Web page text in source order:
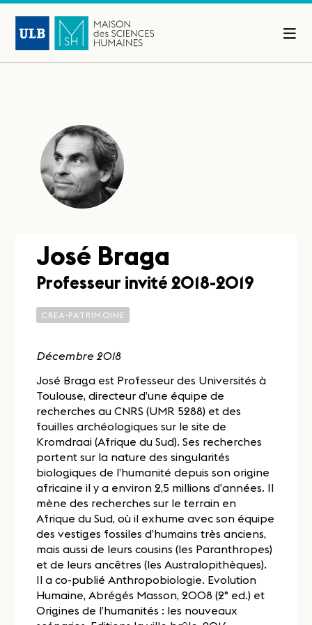
José Braga
Professeur invité 2018-2019
CREA-PATRIMOINE
Décembre 2018
José Braga est Professeur des Universités à
Toulouse, directeur d’une équipe de
recherches au CNRS (UMR 5288) et des
fouilles archéologiques sur le site de
Kromdraai (Afrique du Sud). Ses recherches
portent sur la nature des singularités
biologiques de l’humanité depuis son origine
africaine il y a environ 2,5 millions d’années. Il
mène des recherches sur le terrain en
Afrique du Sud, où il exhume avec son équipe
des vestiges fossiles d’humains très anciens,
mais aussi de leurs cousins (les Paranthropes)
et de leurs ancêtres (les Australopithèques).
Il a co-publié Anthropobiologie. Evolution
Humaine, Abrégés Masson, 2008 (2° ed.) et
Origines de l’humanités : les nouveaux